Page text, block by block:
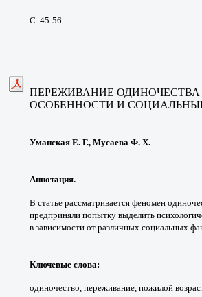
С. 45-56
ПЕРЕЖИВАНИЕ
ОСОБЕННОСТИ И
Уманская Е. Г., Мусаева Ф. Х.
Аннотация.
В статье рассматривается феномен
предприняли попытку выделить
в зависимости от различных социальных
Ключевые слова:
одиночество, переживание, пожилой